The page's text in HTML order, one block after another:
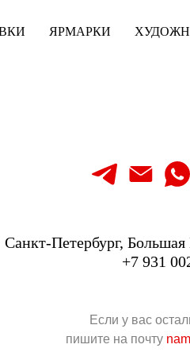
ЯРМАРКИ
Санкт-Петербург,
+7 931
Если у вас
пишите на почту
ЯРМАРКИ